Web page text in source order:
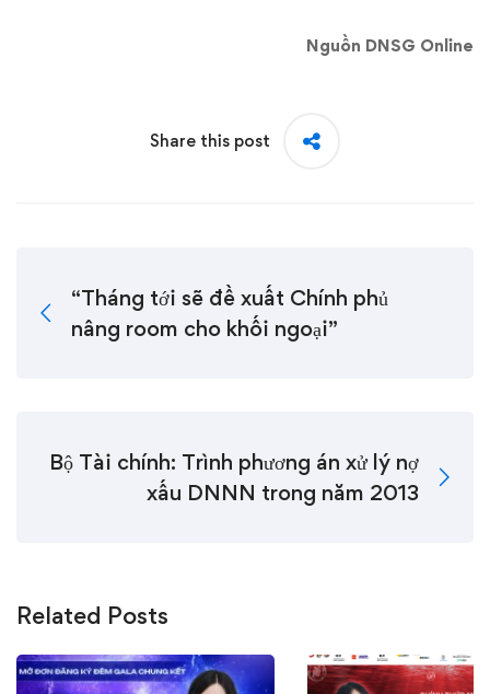
Nguồn DNSG Online
Share this post
“Tháng tới sẽ đề xuất Chính phủ
nâng room cho khối ngoại”
Bộ Tài chính: Trình phương án xử lý nợ
xấu DNNN trong năm 2013
Related Posts